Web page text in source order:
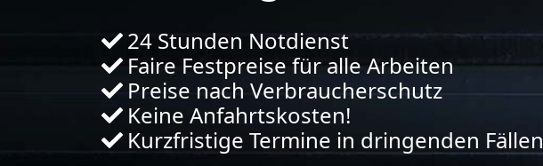
24 Stunden Notdienst
Faire Festpreise für alle Arbeiten
Preise nach Verbraucherschutz
Keine Anfahrtskosten!
Kurzfristige Termine in dringenden Fällen